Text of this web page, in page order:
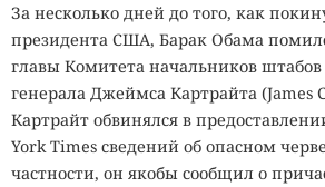
За несколько дней до того, как
президента США, Барак Обама
главы Комитета начальников штабов
генерала Джеймса Картрайта (James
Картрайт обвинялся в
York Times сведений об опасном
частности, он якобы сообщил о